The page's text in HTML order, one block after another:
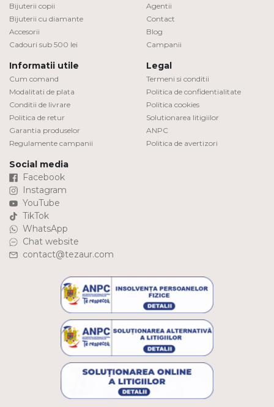
Bijuterii copii
Bijuterii cu diamante
Accesorii
Cadouri sub 500 lei
Agentii
Contact
Blog
Campanii
Informatii utile
Cum comand
Modalitati de plata
Conditii de livrare
Politica de retur
Garantia produselor
Regulamente campanii
Legal
Termeni si conditii
Politica de confidentialitate
Politica cookies
Solutionarea litigiilor
ANPC
Politica de avertizori
Social media
Facebook
Instagram
YouTube
TikTok
WhatsApp
Chat website
contact@tezaur.com